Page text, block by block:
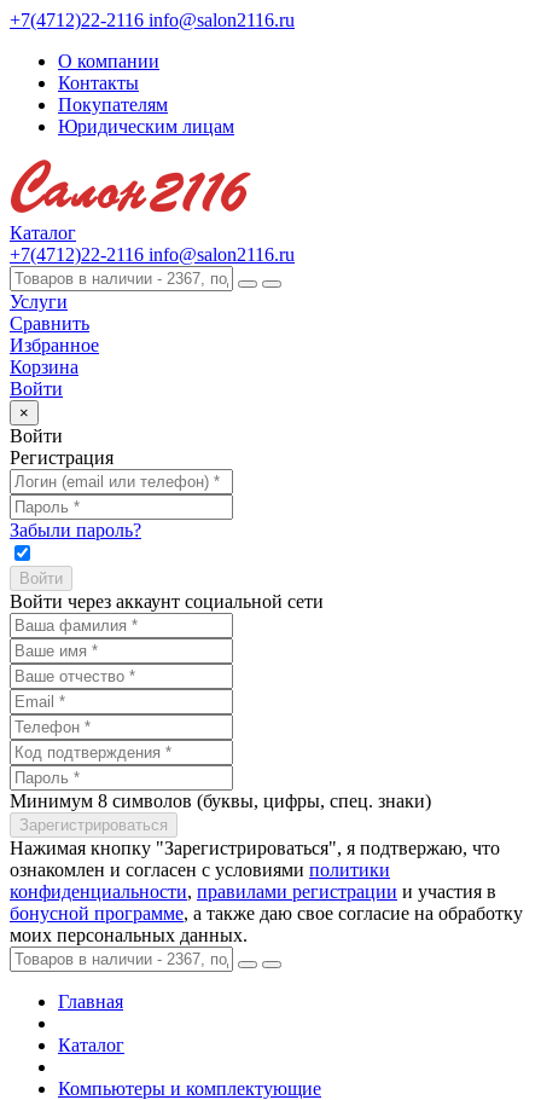
+7(4712)22-2116 info@salon2116.ru
О компании
Контакты
Покупателям
Юридическим лицам
Каталог
+7(4712)22-2116 info@salon2116.ru
Услуги
Сравнить
Избранное
Корзина
Войти
×
Войти
Регистрация
Забыли пароль?
Войти через аккаунт социальной сети
Минимум 8 символов (буквы, цифры, спец. знаки)
Нажимая кнопку "Зарегистрироваться", я подтвержаю, что
ознакомлен и согласен с условиями политики
конфиденциальности, правилами регистрации и участия в
бонусной программе, а также даю свое согласие на обработку
моих персональных данных.
Главная
Каталог
Компьютеры и комплектующие